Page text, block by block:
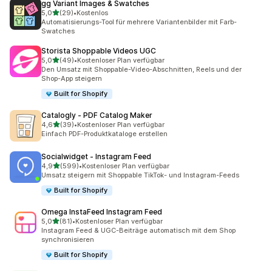
gg Variant Images & Swatches
5,0von 5 Sternen
(29)
29 Rezensionen insgesamt
•Kostenlos
Automatisierungs-Tool für mehrere Variantenbilder mit Farb-
Swatches
Storista Shoppable Videos UGC
5,0von 5 Sternen
(49)
49 Rezensionen insgesamt
•Kostenloser Plan verfügbar
Den Umsatz mit Shoppable-Video-Abschnitten, Reels und der
Shop-App steigern
Built for Shopify
Catalogly ‑ PDF Catalog Maker
4,6von 5 Sternen
(39)
39 Rezensionen insgesamt
•Kostenloser Plan verfügbar
Einfach PDF-Produktkataloge erstellen
Socialwidget ‑ Instagram Feed
4,9von 5 Sternen
(599)
599 Rezensionen insgesamt
•Kostenloser Plan verfügbar
Umsatz steigern mit Shoppable TikTok- und Instagram-Feeds
Built for Shopify
Omega InstaFeed Instagram Feed
5,0von 5 Sternen
(81)
81 Rezensionen insgesamt
•Kostenloser Plan verfügbar
Instagram Feed & UGC-Beiträge automatisch mit dem Shop
synchronisieren
Built for Shopify